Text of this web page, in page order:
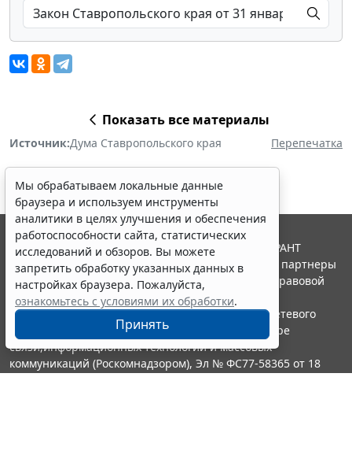
Показать все материалы
Источник:Дума Ставропольского края Перепечатка
Мы обрабатываем локальные данные
браузера и используем инструменты
аналитики в целях улучшения и обеспечения
работоспособности сайта, статистических
исследований и обзоров. Вы можете
запретить обработку указанных данных в
настройках браузера. Пожалуйста,
ознакомьтесь с условиями их обработки.
Принять
© ООО "НПП "ГАРАНТ-СЕРВИС", 2026. Система ГАРАНТ
выпускается с 1990 года. Компания "Гарант" и ее партнеры
являются участниками Российской ассоциации правовой
информации ГАРАНТ.
Портал ГАРАНТ.РУ зарегистрирован в качестве сетевого
издания Федеральной службой по надзору в сфере
связи,информационных технологий и массовых
коммуникаций (Роскомнадзором), Эл № ФС77-58365 от 18